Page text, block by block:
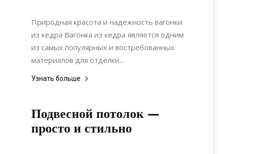
Природная красота и надежность вагонки
из кедра Вагонка из кедра является одним
из самых популярных и востребованных
материалов для отделки...
Узнать больше
Подвесной потолок —
просто и стильно
03.04.2017